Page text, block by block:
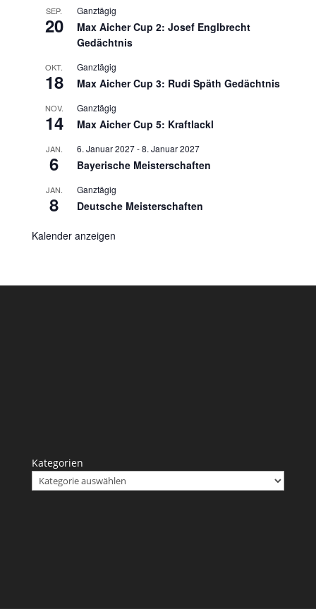
SEP.
20
Ganztägig
Max Aicher Cup 2: Josef Englbrecht
Gedächtnis
OKT.
18
Ganztägig
Max Aicher Cup 3: Rudi Späth Gedächtnis
NOV.
14
Ganztägig
Max Aicher Cup 5: Kraftlackl
JAN.
6
6. Januar 2027-8. Januar 2027
Bayerische Meisterschaften
JAN.
8
Ganztägig
Deutsche Meisterschaften
Kalender anzeigen
Kategorien